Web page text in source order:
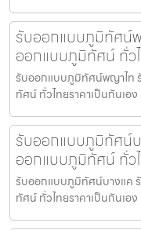
รับออกแบบภูมิทัศน์
ออกแบบภูมิทัศน์ ทั่ว
รับออกแบบภูมิทัศน์พญาไท
ทัศน์ ทั่วไทยราคาเป็นกันเ
รับออกแบบภูมิทัศน์
ออกแบบภูมิทัศน์ ทั่ว
รับออกแบบภูมิทัศน์บางแค
ทัศน์ ทั่วไทยราคาเป็นกันเ